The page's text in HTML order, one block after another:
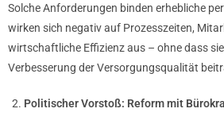
Solche Anforderungen binden erhebliche
wirken sich negativ auf Prozesszeiten,
wirtschaftliche Effizienz aus – ohne dass
Verbesserung der Versorgungsqualität
Politischer Vorstoß: Reform mit